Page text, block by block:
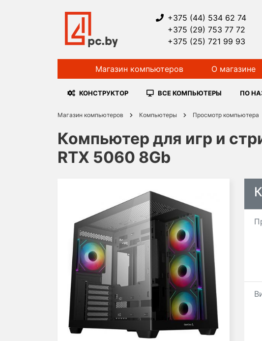
+375 (44) 534 62 74
+375 (29) 753 77 72
+375 (25) 721 99 93
Магазин компьютеров О магазине
КОНСТРУКТОР ВСЕ КОМПЬЮТЕРЫ ПО
Магазин компьютеров Компьютеры Просмотр компьютера
Компьютер для игр и
RTX 5060 8Gb